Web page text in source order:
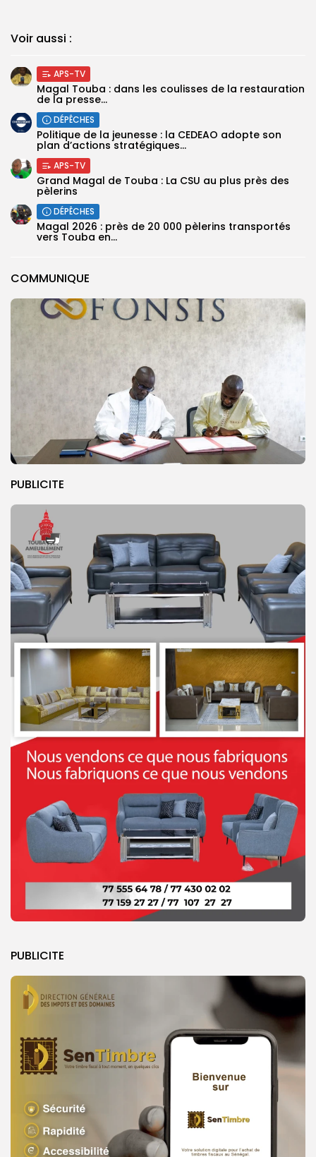
COMMUNIQUE
PUBLICITE
PUBLICITE
Voir aussi :
APS-TV
Magal Touba : dans les coulisses de la restauration
de la presse...
DÉPÊCHES
Politique de la jeunesse : la CEDEAO adopte son
plan d’actions stratégiques...
APS-TV
Grand Magal de Touba : La CSU au plus près des
pèlerins
DÉPÊCHES
Magal 2026 : près de 20 000 pèlerins transportés
vers Touba en...